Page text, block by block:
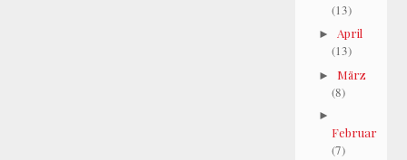
(13)
►April
(13)
► März
(8)
►
Februar
(7)